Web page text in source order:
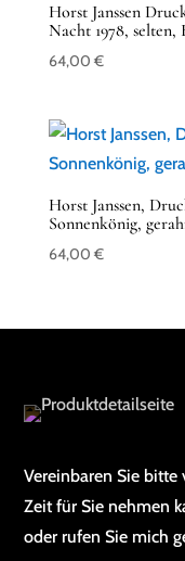
Horst Janssen
Nacht 1978, selten,
64,00 €
Horst Janssen,
Sonnenkönig,
64,00 €
Vereinbaren Sie
Zeit für Sie nehmen
oder rufen Sie mich